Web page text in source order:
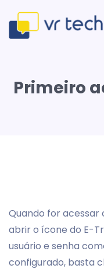
Primeiro
Quando for acessar
abrir o ícone do E-
usuário e senha
configurado, basta